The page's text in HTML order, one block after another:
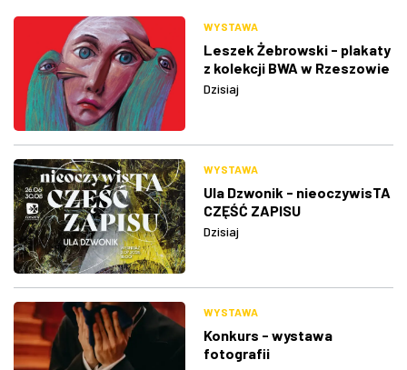
WYSTAWA
Leszek Żebrowski - plakaty
z kolekcji BWA w Rzeszowie
Dzisiaj
WYSTAWA
Ula Dzwonik - nieoczywisTA
CZĘŚĆ ZAPISU
Dzisiaj
WYSTAWA
Konkurs - wystawa
fotografii